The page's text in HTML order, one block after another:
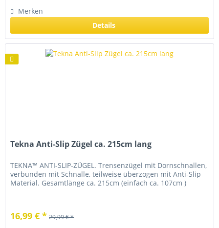
Merken
Details
Tekna Anti-Slip Zügel ca. 215cm lang
TEKNA™ ANTI-SLIP-ZÜGEL. Trensenzügel mit Dornschnallen,
verbunden mit Schnalle, teilweise überzogen mit Anti-Slip
Material. Gesamtlänge ca. 215cm (einfach ca. 107cm )
16,99 € * 29,99 € *